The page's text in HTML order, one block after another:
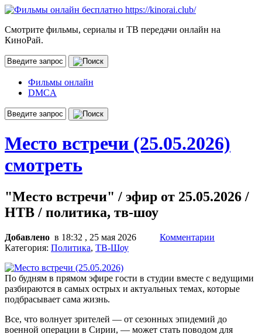
Смотрите фильмы, сериалы и ТВ передачи онлайн на
КиноРай.
Фильмы онлайн
DMCA
Место встречи (25.05.2026)
смотреть
"Место встречи" / эфир от 25.05.2026 /
НТВ / политика, тв-шоу
Добавлено в 18:32 , 25 мая 2026
Комментарии
Категория: Политика, ТВ-Шоу
По будням в прямом эфире гости в студии вместе с ведущими
разбираются в самых острых и актуальных темах, которые
подбрасывает сама жизнь.
Все, что волнует зрителей — от сезонных эпидемий до
военной операции в Сирии, — может стать поводом для